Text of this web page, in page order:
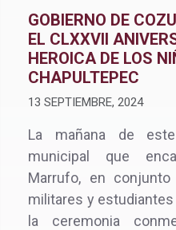
GOBIERNO DE
EL CLXXVII
HEROICA DE LOS
CHAPULTEPEC
13 SEPTIEMBRE, 2024
La mañana de
municipal que
Marrufo, en
militares y
la ceremonia